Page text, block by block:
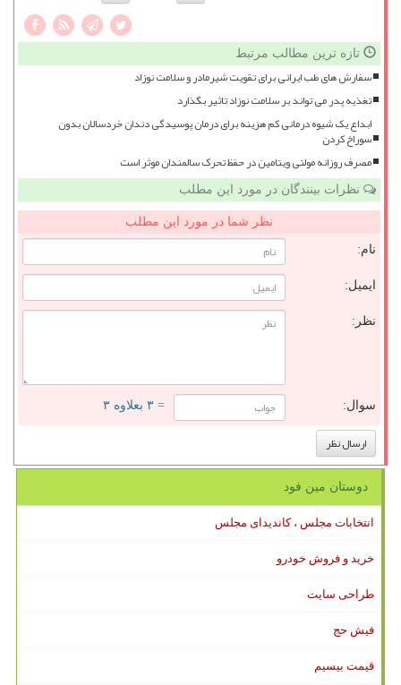
تازه ترین مطالب مرتبط
سفارش های طب ایرانی برای تقویت شیرمادر و سلامت نوزاد
تغذیه پدر می تواند بر سلامت نوزاد تاثیر بگذارد
ابداع یک شیوه درمانی کم هزینه برای درمان پوسیدگی دندان خردسالان بدون
سوراخ کردن
مصرف روزانه مولتی ویتامین در حفظ تحرک سالمندان موثر است
نظرات بینندگان در مورد این مطلب
نظر شما در مورد این مطلب
نام:
ایمیل:
نظر:
سوال: = ۳ بعلاوه ۳
دوستان مین فود
انتخابات مجلس ، کاندیدای مجلس
خرید و فروش خودرو
طراحی سایت
فیش حج
قیمت بیسیم